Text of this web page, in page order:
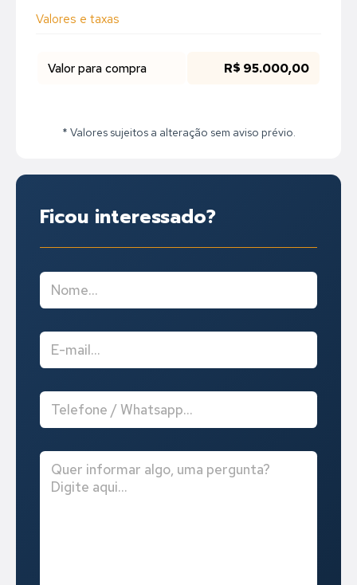
Valores e taxas
Valor para compra R$ 95.000,00
* Valores sujeitos a alteração sem aviso prévio.
Ficou interessado?